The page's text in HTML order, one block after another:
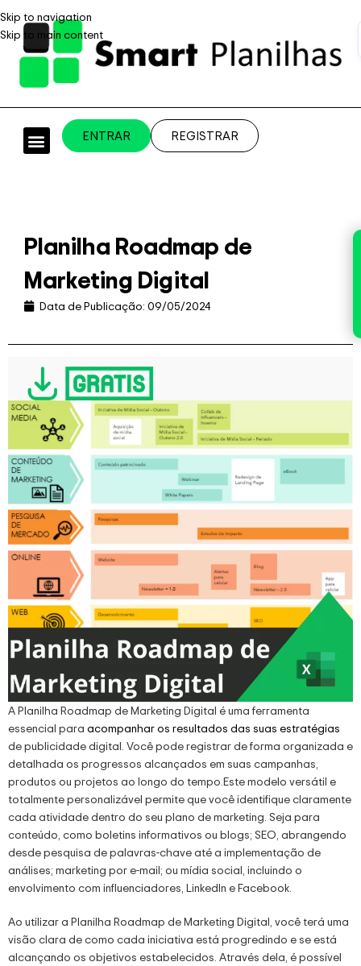
Skip to navigation
Skip to main content
ENTRAR REGISTRAR
Planilha Roadmap de
Marketing Digital
Data de Publicação: 09/05/2024
A Planilha Roadmap de Marketing Digital é uma ferramenta
essencial para acompanhar os resultados das suas estratégias
de publicidade digital. Você pode registrar de forma organizada e
detalhada os progressos alcançados em suas campanhas,
produtos ou projetos ao longo do tempo.Este modelo versátil e
totalmente personalizável permite que você identifique claramente
cada atividade dentro do seu plano de marketing. Seja para
conteúdo, como boletins informativos ou blogs; SEO, abrangendo
desde pesquisa de palavras-chave até a implementação de
análises; marketing por e-mail; ou mídia social, incluindo o
envolvimento com influenciadores, LinkedIn e Facebook.
Ao utilizar a Planilha Roadmap de Marketing Digital, você terá uma
visão clara de como cada iniciativa está progredindo e se está
alcançando os objetivos estabelecidos. Através dela, é possível